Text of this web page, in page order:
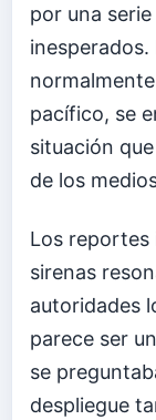
por una
pacífico, se
situación
de los
Los reportes
sirenas
autoridades
parece ser
se
despliegue